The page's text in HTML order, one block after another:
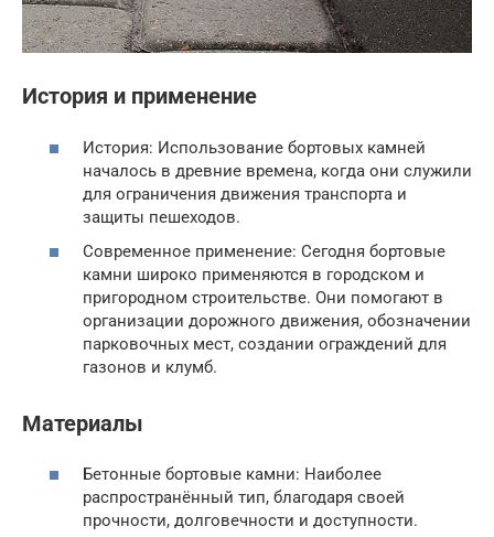
История и применение
История: Использование бортовых камней
началось в древние времена, когда они служили
для ограничения движения транспорта и
защиты пешеходов.
Современное применение: Сегодня бортовые
камни широко применяются в городском и
пригородном строительстве. Они помогают в
организации дорожного движения, обозначении
парковочных мест, создании ограждений для
газонов и клумб.
Материалы
Бетонные бортовые камни: Наиболее
распространённый тип, благодаря своей
прочности, долговечности и доступности.